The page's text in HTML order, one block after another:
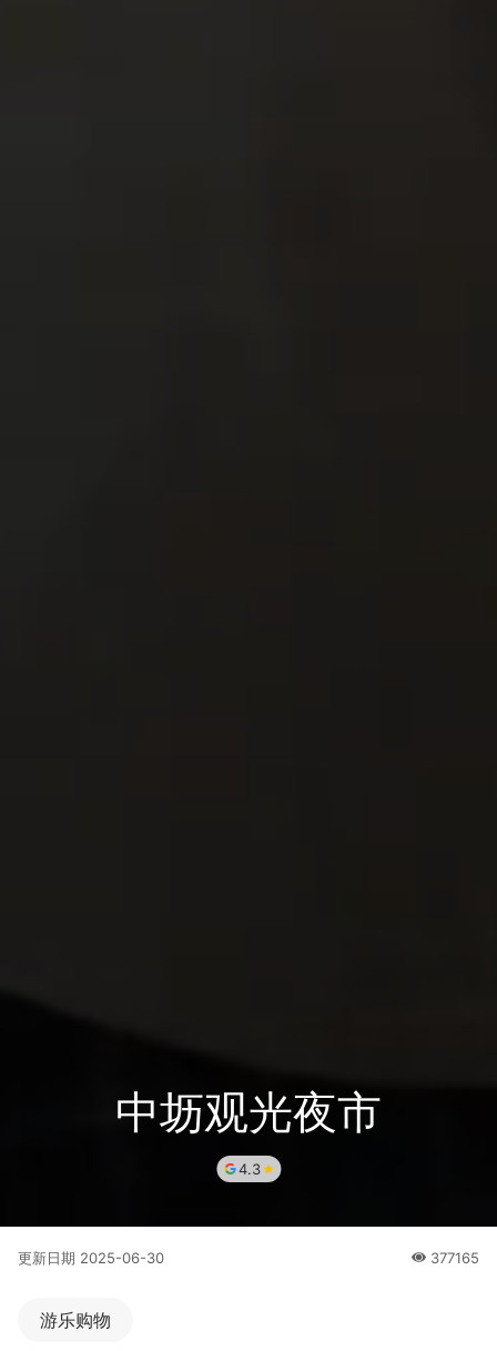
中坜观光夜市
4.3
更新日期 2025-06-30
人氣
377165
游乐购物